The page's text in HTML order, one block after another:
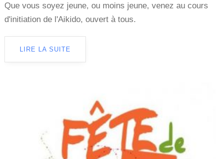
Que vous soyez jeune, ou moins jeune, venez au cours
d'initiation de l'Aikido, ouvert à tous.
LIRE LA SUITE